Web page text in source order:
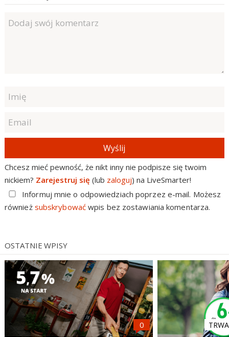
Wyślij
Chcesz mieć pewność, że nikt inny nie podpisze się twoim
nickiem? Zarejestruj się (lub zaloguj) na LiveSmarter!
Informuj mnie o odpowiedziach poprzez e-mail. Możesz
również subskrybowaćwpis bez zostawiania komentarza.
OSTATNIE WPISY